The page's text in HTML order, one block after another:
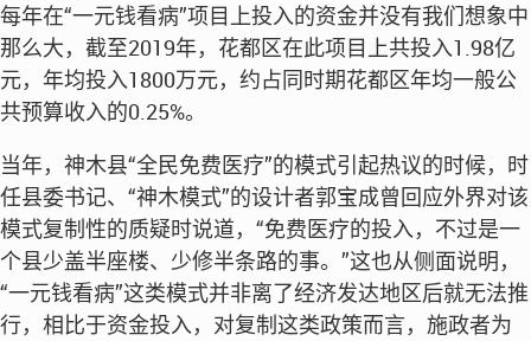
每年在“一元钱看病”项目上投入的资金并没有我们想象中
那么大，截至2019年，花都区在此项目上共投入1.98亿
元，年均投入1800万元，约占同时期花都区年均一般公
共预算收入的0.25%。
当年，神木县“全民免费医疗”的模式引起热议的时候，时
任县委书记、“神木模式”的设计者郭宝成曾回应外界对该
模式复制性的质疑时说道，“免费医疗的投入，不过是一
个县少盖半座楼、少修半条路的事。”这也从侧面说明，
“一元钱看病”这类模式并非离了经济发达地区后就无法推
行，相比于资金投入，对复制这类政策而言，施政者为